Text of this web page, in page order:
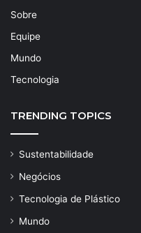
Sobre
Equipe
Mundo
Tecnologia
TRENDING TOPICS
Sustentabilidade
Negócios
Tecnologia de Plástico
Mundo